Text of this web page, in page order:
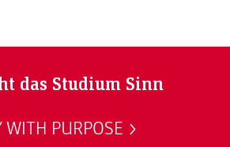
das Studium Sinn
WITH PURPOSE